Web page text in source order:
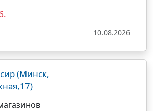
10.08.2026
(Минск,